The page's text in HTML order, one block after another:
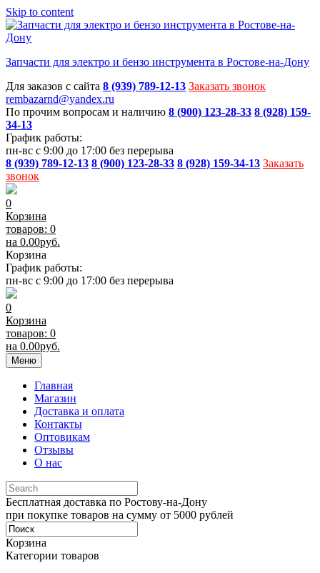
Skip to content
Запчасти для электро и бензо инструмента в Ростове-на-Дону
Для заказов с сайта 8 (939) 789-12-13 Заказать звонок
rembazarnd@yandex.ru
По прочим вопросам и наличию 8 (900) 123-28-33 8 (928) 159-
34-13
График работы:
пн-вс с 9:00 до 17:00 без перерыва
8 (939) 789-12-13 8 (900) 123-28-33 8 (928) 159-34-13 Заказать
звонок
0
Корзина
товаров: 0
на 0.00руб.
Корзина
График работы:
пн-вс с 9:00 до 17:00 без перерыва
0
Корзина
товаров: 0
на 0.00руб.
Меню
Главная
Магазин
Доставка и оплата
Контакты
Оптовикам
Отзывы
О нас
Бесплатная доставка по Ростову-на-Дону
при покупке товаров на сумму от 5000 рублей
Корзина
Категории товаров